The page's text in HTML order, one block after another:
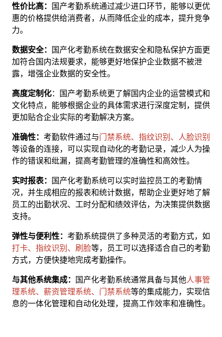
‌性价比高‌： 国产考勤系统通过减少进口环节，能够以更优
惠的价格提供给消费者，从而降低企业的成本，提升竞争
力‌。
‌数据安全‌： 国产化考勤系统在数据安全和隐私保护方面更
加符合国内法规要求，能够更好地保护企业数据不被泄
露，增强企业数据的安全性‌。
高度定制化‌：国产考勤系统更了解国内企业的运营模式和
文化特点，能够根据企业的具体需求进行深度定制，提供
更加贴合企业实际的考勤解决方案‌。
准确性‌： 考勤软件通过与门禁系统、指纹识别、人脸识别
等设备的连接，可以实现自动化的考勤记录，减少人为操
作的错误和纰漏，提高考勤管理的准确性和高效性‌。
实时报表‌： 国产化考勤系统可以实时监控员工的考勤情
况，并生成相应的报表和统计数据，帮助企业更好地了解
员工的出勤状况、工时分配和绩效评估，为决策提供数据
支持‌。
‌弹性与便利性‌： 考勤系统提供了多种灵活的考勤方式，如
打卡、指纹识别、刷脸等，员工可以选择适合自己的考勤
方式，方便快捷地完成考勤操作‌。
与其他系统集成‌： 国产化考勤系统通常具备与其他人事管
理系统、薪资管理系统、门禁系统等的集成能力，实现信
息的一体化管理和自动化处理，提高工作效率和准确性‌。